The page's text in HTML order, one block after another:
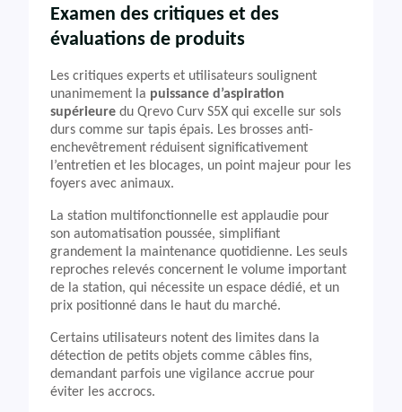
Examen des critiques et des
évaluations de produits
Les critiques experts et utilisateurs soulignent
unanimement la puissance d’aspiration
supérieure du Qrevo Curv S5X qui excelle sur sols
durs comme sur tapis épais. Les brosses anti-
enchevêtrement réduisent significativement
l’entretien et les blocages, un point majeur pour les
foyers avec animaux.
La station multifonctionnelle est applaudie pour
son automatisation poussée, simplifiant
grandement la maintenance quotidienne. Les seuls
reproches relevés concernent le volume important
de la station, qui nécessite un espace dédié, et un
prix positionné dans le haut du marché.
Certains utilisateurs notent des limites dans la
détection de petits objets comme câbles fins,
demandant parfois une vigilance accrue pour
éviter les accrocs.